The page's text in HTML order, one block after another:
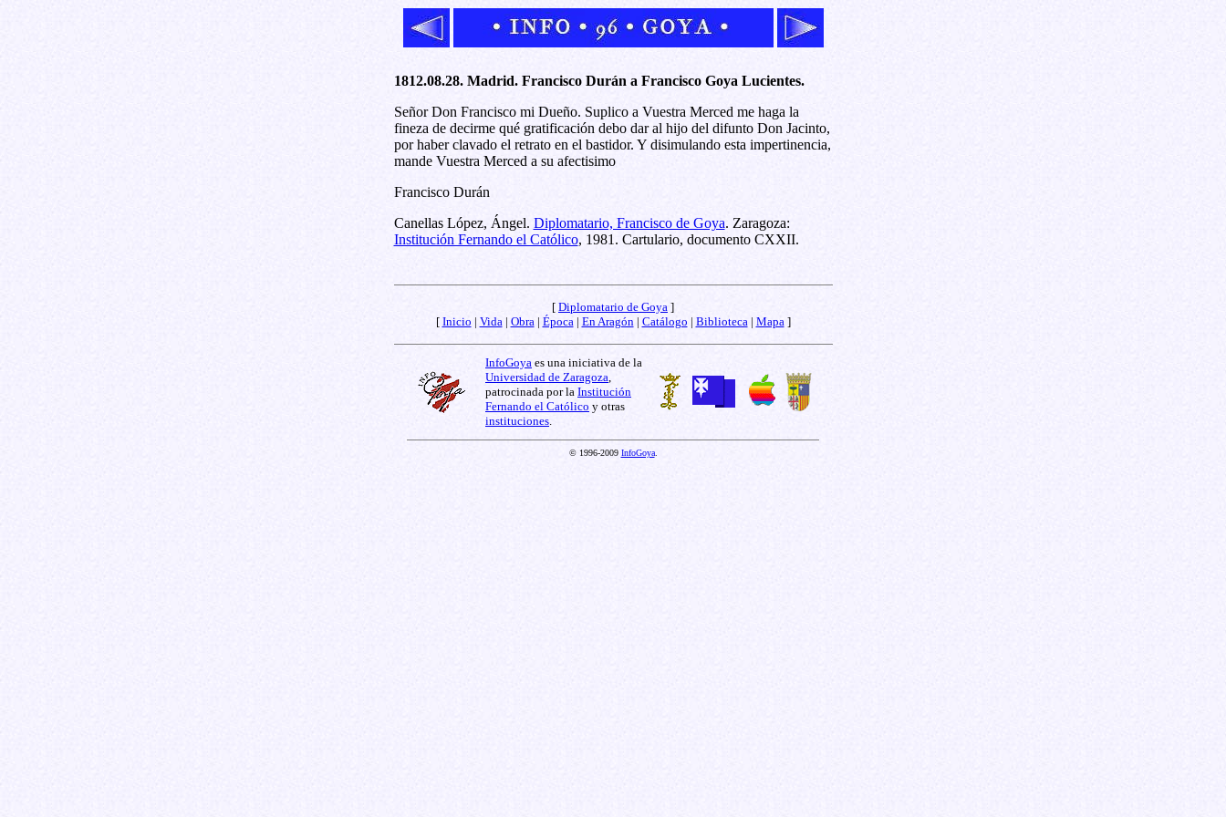
1812.08.28. Madrid. Francisco Durán a Francisco Goya Lucientes.
Señor Don Francisco mi Dueño. Suplico a Vuestra Merced me haga la
fineza de decirme qué gratificación debo dar al hijo del difunto Don Jacinto,
por haber clavado el retrato en el bastidor. Y disimulando esta impertinencia,
mande Vuestra Merced a su afectisimo
Francisco Durán
Canellas López, Ángel. Diplomatario, Francisco de Goya. Zaragoza:
Institución Fernando el Católico, 1981. Cartulario, documento CXXII.
[ Diplomatario de Goya ]
[ Inicio | Vida | Obra | Época | En Aragón | Catálogo | Biblioteca | Mapa ]
InfoGoya es una iniciativa de la
Universidad de Zaragoza
patrocinada por la Institución
Fernando el Católico y otras
instituciones
© 1996-2009 InfoGoya.